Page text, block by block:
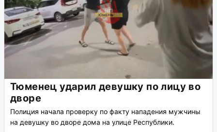
Тюменец ударил девушку по лицу во
дворе
Полиция начала проверку по факту нападения мужчины
на девушку во дворе дома на улице Республики.